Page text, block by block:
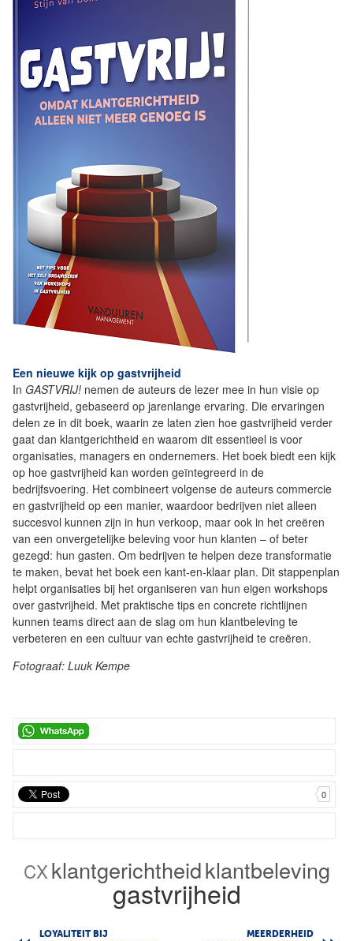
Een nieuwe kijk op gastvrijheid
In GASTVRIJ! nemen de auteurs de lezer mee in hun visie op
gastvrijheid, gebaseerd op jarenlange ervaring. Die ervaringen
delen ze in dit boek, waarin ze laten zien hoe gastvrijheid verder
gaat dan klantgerichtheid en waarom dit essentieel is voor
organisaties, managers en ondernemers. Het boek biedt een kijk
op hoe gastvrijheid kan worden geïntegreerd in de
bedrijfsvoering. Het combineert volgense de auteurs commercie
en gastvrijheid op een manier, waardoor bedrijven niet alleen
succesvol kunnen zijn in hun verkoop, maar ook in het creëren
van een onvergetelijke beleving voor hun klanten – of beter
gezegd: hun gasten. Om bedrijven te helpen deze transformatie
te maken, bevat het boek een kant-en-klaar plan. Dit stappenplan
helpt organisaties bij het organiseren van hun eigen workshops
over gastvrijheid. Met praktische tips en concrete richtlijnen
kunnen teams direct aan de slag om hun klantbeleving te
verbeteren en een cultuur van echte gastvrijheid te creëren.
Fotograaf: Luuk Kempe
0
CXklantgerichtheidklantbeleving
gastvrijheid
LOYALITEIT BIJ
MEERDERHEID